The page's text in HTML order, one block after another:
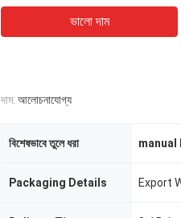
ভালো দাম
দাম: আলোচনাযোগ্য
বিশেষভাবে তুলে ধরা
Packaging Details Export